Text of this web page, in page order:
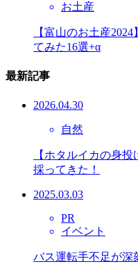
お土産
【富山のお土産
てみた16選+α
最新記事
2026.04.30
自然
【ホタルイカの身
採ってきた！
2025.03.03
PR
イベント
バス運転手不足が深